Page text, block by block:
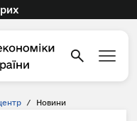
/ Новини